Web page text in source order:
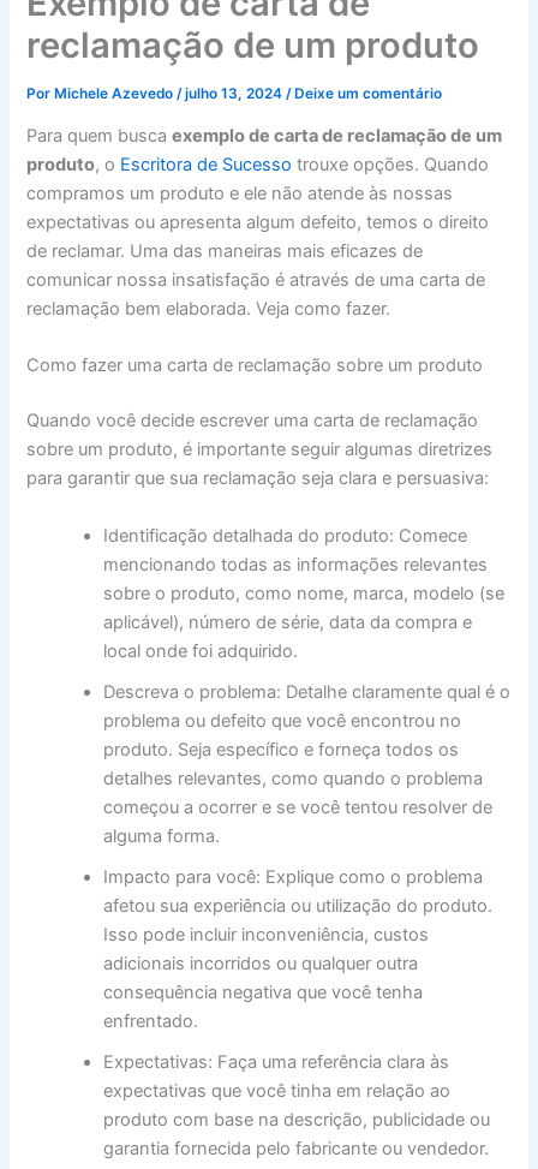
reclamação de um produto
PorMichele Azevedo /julho 13, 2024 /Deixe um comentário
Para quem buscaexemplo de carta de reclamação de um
produto, o Escritora de Sucesso trouxe opções. Quando
compramos um produto e ele não atende às nossas
expectativas ou apresenta algum defeito, temos o direito
de reclamar. Uma das maneiras mais eficazes de
comunicar nossa insatisfação é através de uma carta de
reclamação bem elaborada. Veja como fazer.
Como fazer uma carta de reclamação sobre um produto
Quando você decide escrever uma carta de reclamação
sobre um produto, é importante seguir algumas diretrizes
para garantir que sua reclamação seja clara e persuasiva:
Identificação detalhada do produto: Comece
mencionando todas as informações relevantes
sobre o produto, como nome, marca, modelo (se
aplicável), número de série, data da compra e
local onde foi adquirido.
Descreva o problema: Detalhe claramente qual é o
problema ou defeito que você encontrou no
produto. Seja específico e forneça todos os
detalhes relevantes, como quando o problema
começou a ocorrer e se você tentou resolver de
alguma forma.
Impacto para você: Explique como o problema
afetou sua experiência ou utilização do produto.
Isso pode incluir inconveniência, custos
adicionais incorridos ou qualquer outra
consequência negativa que você tenha
enfrentado.
Expectativas: Faça uma referência clara às
expectativas que você tinha em relação ao
produto com base na descrição, publicidade ou
garantia fornecida pelo fabricante ou vendedor.